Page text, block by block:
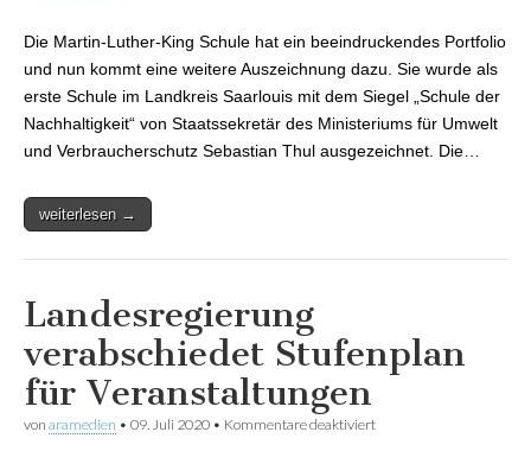
Nachhaltigkeit“
Die Martin-Luther-King Schule hat ein beeindruckendes Portfolio
und nun kommt eine weitere Auszeichnung dazu. Sie wurde als
erste Schule im Landkreis Saarlouis mit dem Siegel „Schule der
Nachhaltigkeit“ von Staatssekretär des Ministeriums für Umwelt
und Verbraucherschutz Sebastian Thul ausgezeichnet. Die…
weiterlesen →
Landesregierung
verabschiedet Stufenplan
für Veranstaltungen
von aramedien • 09. Juli 2020 • Kommentare deaktiviert